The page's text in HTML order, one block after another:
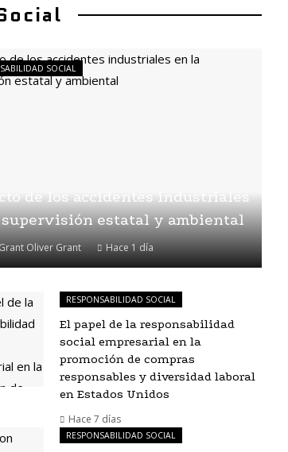
de los accidentes industriales
estatal y ambiental
Oliver Grant Hace 1 día
SOCIAL
RESPONSABILIDAD SOCIAL
El papel de la responsabilidad
social empresarial en la
promoción de compras
responsables y diversidad laboral
en Estados Unidos
Hace 7 días
RESPONSABILIDAD SOCIAL